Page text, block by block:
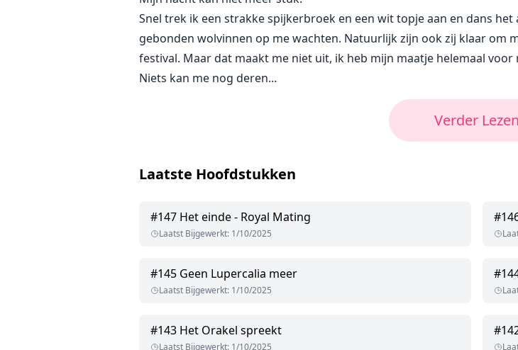
Snel trek ik een strakke spijkerbroek en een wit topje aan en dans
gebonden wolvinnen op me wachten. Natuurlijk zijn ook zij klaar om
festival. Maar dat maakt me niet uit, ik heb mijn maatje helemaal voor
Niets kan me nog deren...
Verder Lezen
Laatste Hoofdstukken
#147 Het einde - Royal Mating
Laatst Bijgewerkt: 1/10/2025
#
#145 Geen Lupercalia meer
Laatst Bijgewerkt: 1/10/2025
#
#143 Het Orakel spreekt
Laatst Bijgewerkt: 1/10/2025
#